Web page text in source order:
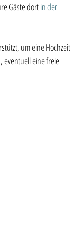
Gäste dort in der
um eine Hochzeit
eventuell eine freie